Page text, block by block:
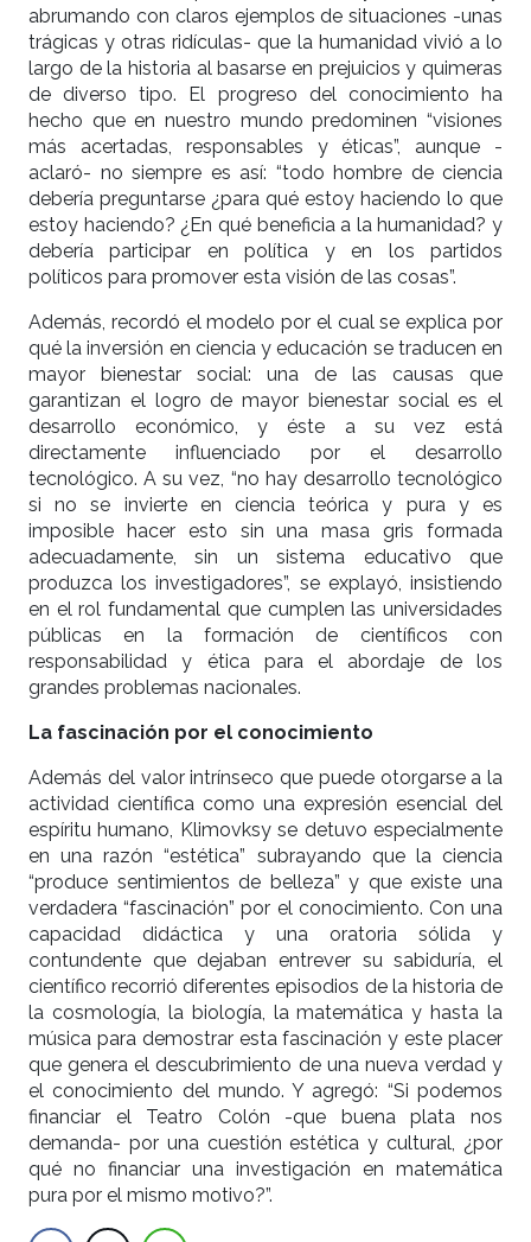
abrumando con claros ejemplos de situaciones -unas
trágicas y otras ridículas- que la humanidad vivió a lo
largo de la historia al basarse en prejuicios y quimeras
de diverso tipo. El progreso del conocimiento ha
hecho que en nuestro mundo predominen “visiones
más acertadas, responsables y éticas”, aunque -
aclaró- no siempre es así: “todo hombre de ciencia
debería preguntarse ¿para qué estoy haciendo lo que
estoy haciendo? ¿En qué beneficia a la humanidad? y
debería participar en política y en los partidos
políticos para promover esta visión de las cosas”.
Además, recordó el modelo por el cual se explica por
qué la inversión en ciencia y educación se traducen en
mayor bienestar social: una de las causas que
garantizan el logro de mayor bienestar social es el
desarrollo económico, y éste a su vez está
directamente influenciado por el desarrollo
tecnológico. A su vez, “no hay desarrollo tecnológico
si no se invierte en ciencia teórica y pura y es
imposible hacer esto sin una masa gris formada
adecuadamente, sin un sistema educativo que
produzca los investigadores”, se explayó, insistiendo
en el rol fundamental que cumplen las universidades
públicas en la formación de científicos con
responsabilidad y ética para el abordaje de los
grandes problemas nacionales.
La fascinación por el conocimiento
Además del valor intrínseco que puede otorgarse a la
actividad científica como una expresión esencial del
espíritu humano, Klimovksy se detuvo especialmente
en una razón “estética” subrayando que la ciencia
“produce sentimientos de belleza” y que existe una
verdadera “fascinación” por el conocimiento. Con una
capacidad didáctica y una oratoria sólida y
contundente que dejaban entrever su sabiduría, el
científico recorrió diferentes episodios de la historia de
la cosmología, la biología, la matemática y hasta la
música para demostrar esta fascinación y este placer
que genera el descubrimiento de una nueva verdad y
el conocimiento del mundo. Y agregó: “Si podemos
financiar el Teatro Colón -que buena plata nos
demanda- por una cuestión estética y cultural, ¿por
qué no financiar una investigación en matemática
pura por el mismo motivo?”.